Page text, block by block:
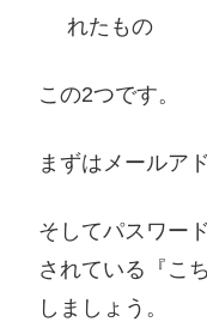
れたもの
この2つです。
まずはメールア
そしてパスワー
されている『こ
しましょう。